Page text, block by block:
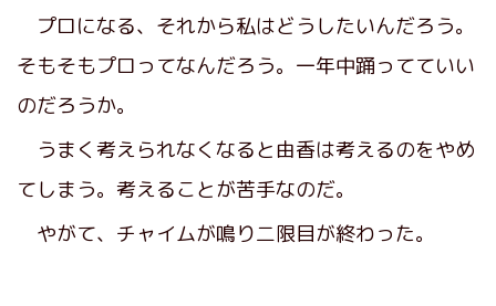
プロになる、それから私はどうしたいんだろう。
そもそもプロってなんだろう。一年中踊ってていい
のだろうか。
うまく考えられなくなると由香は考えるのをやめ
てしまう。考えることが苦手なのだ。
やがて、チャイムが鳴り二限目が終わった。